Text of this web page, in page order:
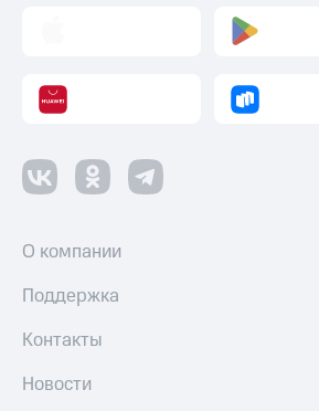
О компании
Поддержка
Контакты
Новости